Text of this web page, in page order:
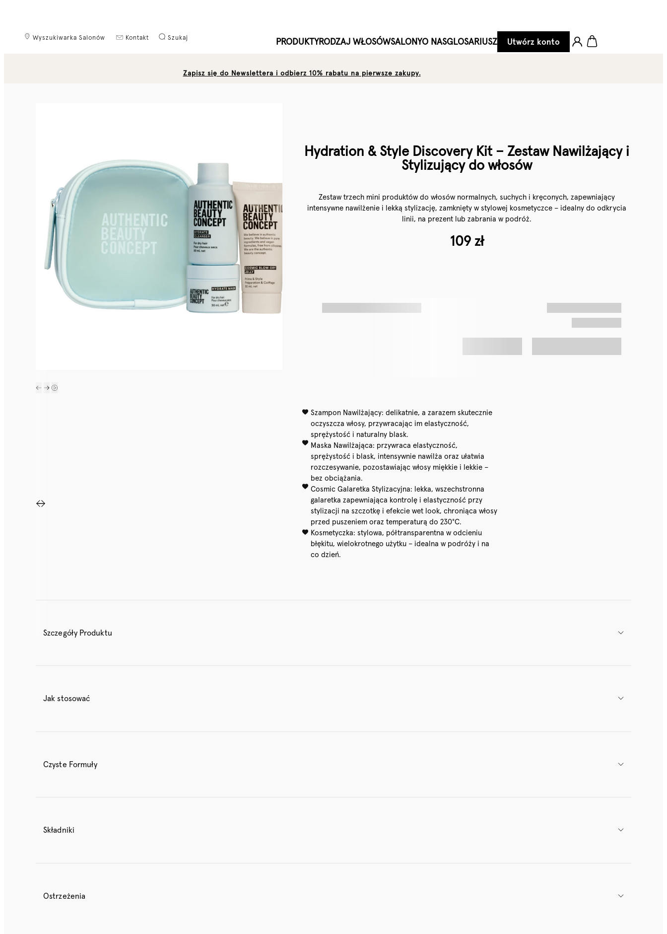
PRODUKTYRODZAJ WŁOSÓWSALONYO NASGLOSARIUSZ Utwórz konto
Wyszukiwarka Salonów Kontakt Szukaj
Zapisz się do Newslettera i odbierz 10% rabatu na pierwsze zakupy.
Hydration & Style Discovery Kit – Zestaw Nawilżający i
Stylizujący do włosów
Zestaw trzech mini produktów do włosów normalnych, suchych i kręconych, zapewniający
intensywne nawilżenie i lekką stylizację, zamknięty w stylowej kosmetyczce – idealny do odkrycia
linii, na prezent lub zabrania w podróż.
109 zł
Szampon Nawilżający: delikatnie, a zarazem skutecznie
oczyszcza włosy, przywracając im elastyczność,
sprężystość i naturalny blask.
Maska Nawilżająca: przywraca elastyczność,
sprężystość i blask, intensywnie nawilża oraz ułatwia
rozczesywanie, pozostawiając włosy miękkie i lekkie –
bez obciążania.
Cosmic Galaretka Stylizacyjna: lekka, wszechstronna
galaretka zapewniająca kontrolę i elastyczność przy
stylizacji na szczotkę i efekcie wet look, chroniąca włosy
przed puszeniem oraz temperaturą do 230°C.
Kosmetyczka: stylowa, półtransparentna w odcieniu
błękitu, wielokrotnego użytku – idealna w podróży i na
co dzień.
Szczegóły Produktu
Jak stosować
Czyste Formuły
Składniki
Ostrzeżenia